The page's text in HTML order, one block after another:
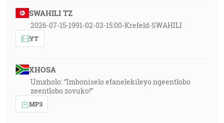
SWAHILI TZ
2026-07-15-1991-02-03-15:00-Krefeld-SWAHILI
YT
XHOSA
Umxholo: “Imboniselo efanelekileyo ngeentlobo
zeentlobo zovuko!”
MP3